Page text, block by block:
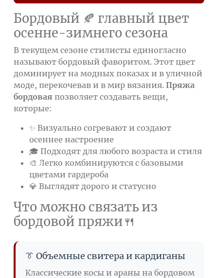
Бордовый 🍂 главный цвет
осенне-зимнего сезона
В текущем сезоне стилисты единогласно
называют бордовый фаворитом. Этот цвет
доминирует на модных показах и в уличной
моде, перекочевав и в мир вязания. Пряжа
бордовая позволяет создавать вещи,
которые:
✨ Визуально согревают и создают
осеннее настроение
🎓 Подходят для любого возраста и стиля
🎨 Легко комбинируются с базовыми
цветами гардероба
💎 Выглядят дорого и статусно
Что можно связать из
бордовой пряжи🍴
👔 Объемные свитера и кардиганы
Классические косы и араны на бордовом